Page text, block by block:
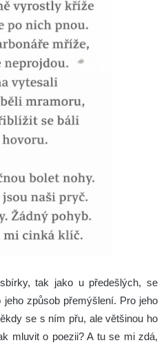
tak jako u předešlých, se
způsob přemýšlení. Pro jeho
se s ním přu, ale většinou ho
mluvit o poezii? A tu se mi zdá,